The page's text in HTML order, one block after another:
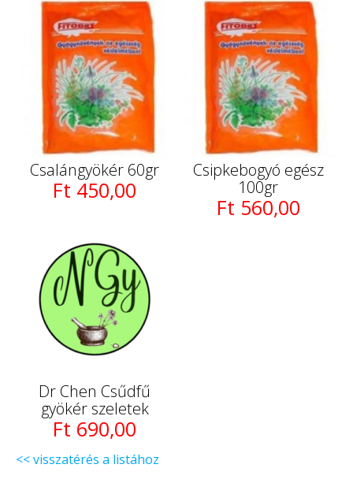
Csalángyökér 60gr
Ft 450,00
Csipkebogyó egész
100gr
Ft 560,00
Dr Chen Csűdfű
gyökér szeletek
Ft 690,00
<< visszatérés a listához